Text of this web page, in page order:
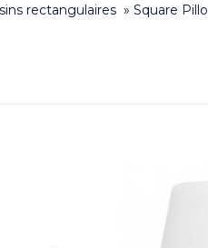
rectangulaires » Square